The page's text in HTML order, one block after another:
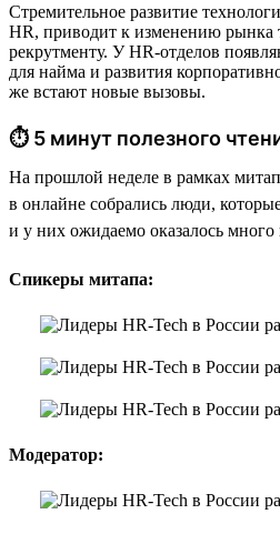
Стремительное развитие
HR, приводит к изменению рынка
рекрутменту. У HR-отделов
для найма и развития
же встают новые вызовы.
⏱ 5 минут полезного
На прошлой неделе в рамках
в онлайне собрались люди,
и у них ожидаемо оказалось
Спикеры митапа:
Модератор: